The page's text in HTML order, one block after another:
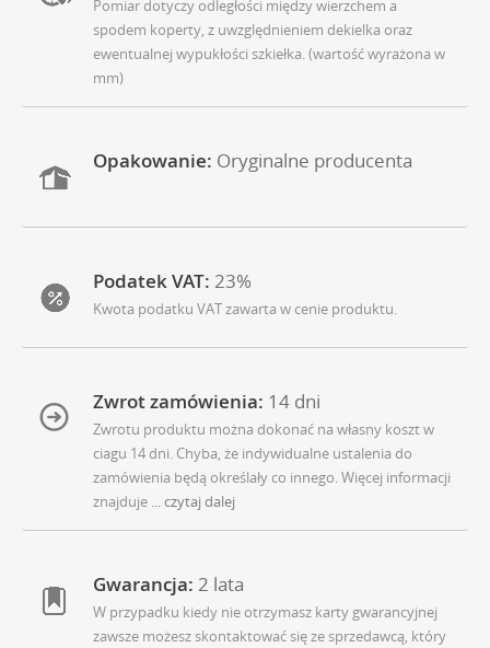
Pomiar dotyczy odległości między wierzchem a
spodem koperty, z uwzględnieniem dekielka oraz
ewentualnej wypukłości szkiełka. (wartość wyrażona w
mm)
Opakowanie: Oryginalne producenta
Podatek VAT: 23%
Kwota podatku VAT zawarta w cenie produktu.
Zwrot zamówienia: 14 dni
Zwrotu produktu można dokonać na własny koszt w
ciagu 14 dni. Chyba, że indywidualne ustalenia do
zamówienia będą określały co innego. Więcej informacji
znajduje ... czytaj dalej
Gwarancja: 2 lata
W przypadku kiedy nie otrzymasz karty gwarancyjnej
zawsze możesz skontaktować się ze sprzedawcą, który